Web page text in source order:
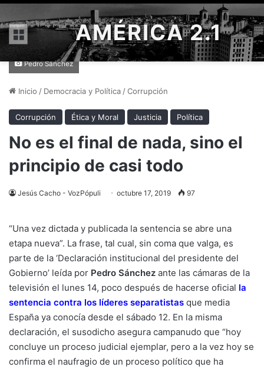
Menú AMÉRICA 2.1
Pedro Sánchez
Inicio / Democracia y Política /Corrupción
Corrupción Ética y Moral Justicia Política
No es el final de nada, sino el
principio de casi todo
Jesús Cacho - VozPópuli octubre 17, 2019 97
“Una vez dictada y publicada la sentencia se abre una
etapa nueva”. La frase, tal cual, sin coma que valga, es
parte de la ‘Declaración institucional del presidente del
Gobierno’ leída por Pedro Sánchez ante las cámaras de la
televisión el lunes 14, poco después de hacerse oficial la
sentencia contra los líderes separatistas que media
España ya conocía desde el sábado 12. En la misma
declaración, el susodicho asegura campanudo que “hoy
concluye un proceso judicial ejemplar, pero a la vez hoy se
confirma el naufragio de un proceso político que ha